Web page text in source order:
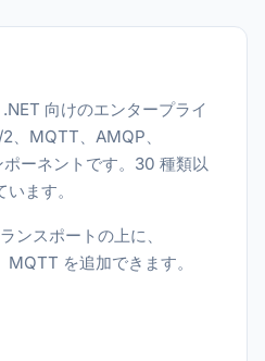
向けのエンタープライ
、MQTT、AMQP、
ーネントです。30 種類以
ます。
ンスポートの上に、
を追加できます。